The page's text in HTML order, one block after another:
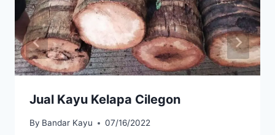
Jual Kayu Kelapa Cilegon
By Bandar Kayu 07/16/2022